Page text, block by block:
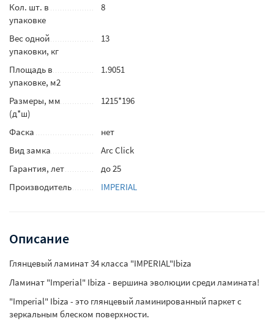
Кол. шт. в
упаковке
8
Вес одной
упаковки, кг
13
Площадь в
упаковке, м2
1.9051
Размеры, мм
(д*ш)
1215*196
Фаска
нет
Вид замка
Arc Click
Гарантия, лет
до 25
Производитель
IMPERIAL
Описание
Глянцевый ламинат 34 класса "IMPERIAL"Ibiza
Ламинат "Imperial" Ibiza - вершина эволюции среди ламината!
"Imperial" Ibiza - это глянцевый ламинированный паркет с
зеркальным блеском поверхности.